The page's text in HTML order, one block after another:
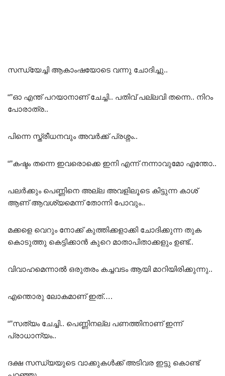
സന്ധ്യേച്ചി ആകാംഷയോടെ വന്നു ചോദിച്ചു..
“”ഓ എന്ത് പറയാനാണ് ചേച്ചി.. പതിവ് പല്ലവി തന്നെ.. നിറം
പോരാത്ര..
പിന്നെ സ്ത്രീധനവും അവർക്ക് പ്രശ്നം..
“”കഷ്ടം തന്നെ ഇവരൊക്കെ ഇനി എന്ന് നന്നാവുമോ എന്തോ..
പലർക്കും പെണ്ണിനെ അല്ല അവളിലൂടെ കിട്ടുന്ന കാശ്
ആണ് ആവശ്യമെന്ന് തോന്നി പോവും..
മക്കളെ വെറും നോക്ക് കുത്തിക്കളാക്കി ചോദിക്കുന്ന തുക
കൊടുത്തു കെട്ടിക്കാൻ കുറെ മാതാപിതാക്കളും ഉണ്ട്‌..
വിവാഹമെന്നാൽ ഒരുതരം കച്ചവടം ആയി മാറിയിരിക്കുന്നു..
എന്തൊരു ലോകമാണ് ഇത്….
“”സത്യം ചേച്ചി.. പെണ്ണിനല്ല പണത്തിനാണ് ഇന്ന്
പ്രാധാന്യം..
ദക്ഷ സന്ധ്യയുടെ വാക്കുകൾക്ക് അടിവര ഇട്ടു കൊണ്ട്